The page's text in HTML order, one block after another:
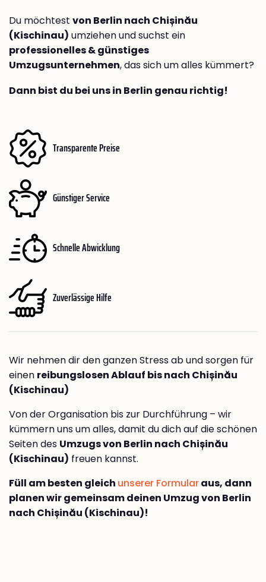
Du möchtest von Berlin nach Chișinău
(Kischinau) umziehen und suchst ein
professionelles & günstiges
Umzugsunternehmen, das sich um alles kümmert?
Dann bist du bei uns in Berlin genau richtig!
Transparente Preise
Günstiger Service
Schnelle Abwicklung
Zuverlässige Hilfe
Wir nehmen dir den ganzen Stress ab und sorgen für
einen reibungslosen Ablauf bis nach Chișinău
(Kischinau)
Von der Organisation bis zur Durchführung – wir
kümmern uns um alles, damit du dich auf die schönen
Seiten des Umzugs von Berlin nach Chișinău
(Kischinau) freuen kannst.
Füll am besten gleich unserer Formularaus, dann
planen wir gemeinsam deinen Umzug von Berlin
nach Chișinău (Kischinau)!